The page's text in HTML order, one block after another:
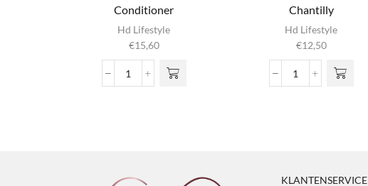
Conditioner
Hd Lifestyle
€15,60
Hyaluronic
Chantilly
Hd Lifestyle
€12,50
Conditioning
KLANTENSERVICE